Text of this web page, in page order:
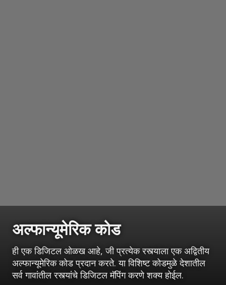
अल्फान्यूमेरिक कोड
ही एक डिजिटल ओळख आहे, जी प्रत्येक रस्त्याला एक अद्वितीय
अल्फान्यूमेरिक कोड प्रदान करते. या विशिष्ट कोडमुळे देशातील
सर्व गावांतील रस्त्यांचे डिजिटल मॅपिंग करणे शक्य होईल.